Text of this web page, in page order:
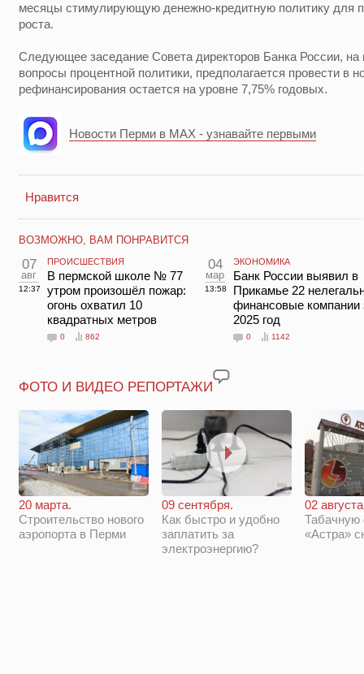
месяцы стимулирующую денежно-кредитную политику для
роста.
Следующее заседание Совета директоров Банка России, на
вопросы процентной политики, предполагается провести в
рефинансирования остается на уровне 7,75% годовых.
Новости Перми в MAX - узнавайте первыми
Нравится
ВОЗМОЖНО, ВАМ ПОНРАВИТСЯ
07
авг
12:37
ПРОИСШЕСТВИЯ
В пермской школе № 77
утром произошёл пожар:
огонь охватил 10
квадратных метров
0 862
04
мар
13:58
ЭКОНОМИКА
Банк России выявил в
Прикамье 22
финансовые компании
2025 год
0 1142
ФОТО И ВИДЕО РЕПОРТАЖИ
20 марта.
Строительство нового
аэропорта в Перми
09 сентября.
Как быстро и удобно
заплатить за
электроэнергию?
02
Табачную
«Астра»